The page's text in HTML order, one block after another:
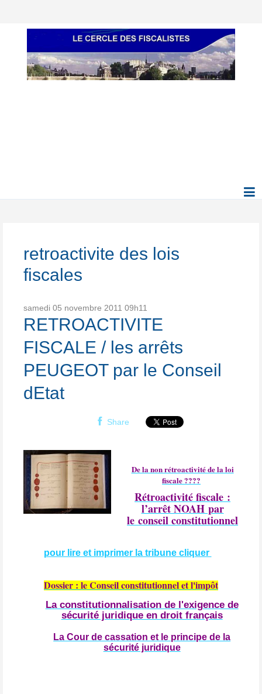
retroactivite des lois
fiscales
samedi 05 novembre 2011 09h11
RETROACTIVITE
FISCALE / les arrêts
PEUGEOT par le Conseil
dEtat
Share
De la non rétroactivité de la loi
fiscale ????
Rétroactivité fiscale :
l’arrêt NOAH par
le conseil constitutionnel
pour lire et imprimer la tribune cliquer
Dossier : le Conseil constitutionnel et l'impôt
La constitutionnalisation de l'exigence de
sécurité juridique en droit français
La Cour de cassation et le principe de la
sécurité juridique